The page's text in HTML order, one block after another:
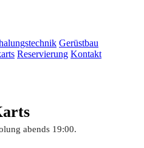
Gerüstbau
Reservierung Kontakt
abends 19:00.